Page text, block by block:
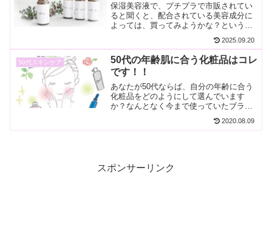
保湿美容液で、プチプラで市販されてい
ると聞くと、配合されている美容成分に
よっては、買ってみようかな？という気
必要です。セラミド配合美容液でプチプ
ラで安心して使える美容液を探してみま
した。あなたに合う美容駅...
2025.09.20
50代スキンケア
50代の年齢肌に合う化粧品はコレ
です！！
あなたが50代ならば、自分の年齢に合う
化粧品をどのようにして選んでいます
か？なんとなく今まで使っていたブラン
ドだからとか、ランキングを見て決めて
いませんか？年齢を重ねていくと肌も変
2020.08.09
スポンサーリンク